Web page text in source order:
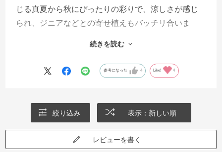
じる真夏から秋にぴったりの彩りで、涼しさが感じ
られ、ジニアなどとの寄せ植えもバッチリ合いま
ると、冬越しして、そのままおいておいても、次の
年にまた見事な花を咲かせてくれます。暑さ寒さに
強く、育てやすく発芽率も良いので、☆五個にしま
続きを読む
参考になった 4 Like! 4
絞り込み 表示：新しい順
レビューを書く